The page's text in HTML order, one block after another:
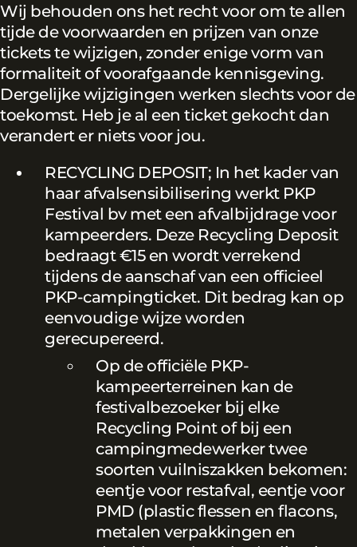
Wij behouden ons het recht voor om te allen
tijde de voorwaarden en prijzen van onze
tickets te wijzigen, zonder enige vorm van
formaliteit of voorafgaande kennisgeving.
Dergelijke wijzigingen werken slechts voor de
toekomst. Heb je al een ticket gekocht dan
verandert er niets voor jou.
RECYCLING DEPOSIT; In het kader van
haar afvalsensibilisering werkt PKP
Festival bv met een afvalbijdrage voor
kampeerders. Deze Recycling Deposit
bedraagt €15 en wordt verrekend
tijdens de aanschaf van een officieel
PKP-campingticket. Dit bedrag kan op
eenvoudige wijze worden
gerecupereerd.
Op de officiële PKP-
kampeerterreinen kan de
festivalbezoeker bij elke
Recycling Point of bij een
campingmedewerker twee
soorten vuilniszakken bekomen:
eentje voor restafval, eentje voor
PMD (plastic flessen en flacons,
metalen verpakkingen en